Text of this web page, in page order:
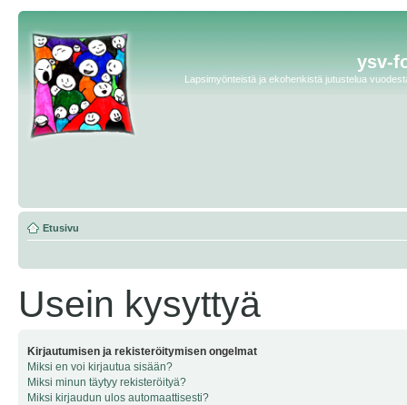
ysv-
Lapsimyönteistä ja ekohenkistä jutustelua
Etusivu
Usein kysyttyä
Kirjautumisen ja rekisteröitymisen ongelmat
Miksi en voi kirjautua sisään?
Miksi minun täytyy rekisteröityä?
Miksi kirjaudun ulos automaattisesti?